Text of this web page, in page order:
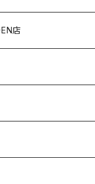
店
リタリー)
リタリー）
ン)